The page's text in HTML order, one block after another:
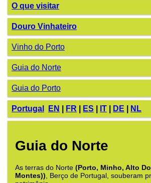
O que visitar
Douro Vinhateiro
Vinho do Porto
Guia do Norte
Guia do Porto
Portugal EN FR ES IT DE NL
Guia do Norte
As terras do Norte (Porto, Minho, Alto
Montes)) , Berço de Portugal, souberam